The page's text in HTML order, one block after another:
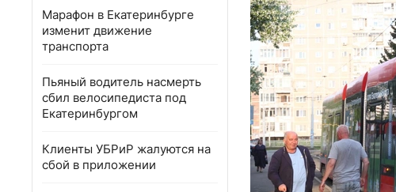
Марафон в Екатеринбурге
изменит движение
транспорта
Пьяный водитель насмерть
сбил велосипедиста под
Екатеринбургом
Клиенты УБРиР жалуются на
сбой в приложении